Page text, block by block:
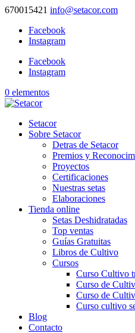
670015421 info@setacor.com
Facebook
Instagram
Facebook
Instagram
0 elementos
Setacor
Sobre Setacor
Detras de Setacor
Premios y
Proyectos
Certificaciones
Nuestras setas
Elaboraciones
Tienda online
Setas Deshidratadas
Top ventas
Guías Gratuitas
Libros de Cultivo
Cursos
Curso Cultivo
Curso de
Curso de
Curso cultivo
Blog
Contacto